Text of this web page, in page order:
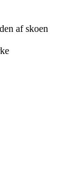
af skoen